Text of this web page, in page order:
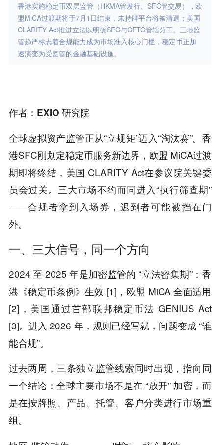
香港实施稳定币双层监管（HKMA管发行、SFC管交易），欧
盟MiCA过渡期将于7月1日结束，未持牌平台将被清退；美国
CLARITY Act推进立法以明确SEC与CFTC管辖分工。三地监
管趋严标志着合规能力成为市场准入核心门槛，稳定币正加
速演变为受监管的金融基础设施。
作者：EXIO 研究院
全球虚拟资产监管正从“立规矩”迈入“淘汰赛”。香
港SFC刚划定稳定币服务新边界，欧盟 MiCA过渡
期即将终结，美国 CLARITY Act在参议院关键委
员会过关。三大市场不约而同进入“执行筛查期”
——合规者拿到入场券，迟到者可能被挡在门
外。
一、三大信号，同一个方向
2024 至 2025 年是加密监管的 “立法密集期”：香
港《稳定币条例》生效 [1]，欧盟 MiCA 全面适用
[2]，美国通过首部联邦稳定币法 GENIUS Act
[3]。进入 2026 年，规则已经写就，问题变成 “谁
能合规”。
过去两周，三条独立监管线索同时出现，指向同
一个结论：全球主要市场不是在 “放开” 加密，而
是在按牌照、产品、托管、客户分类进行市场重
组。